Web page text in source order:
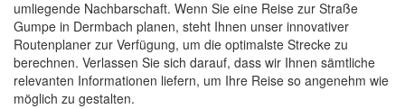
umliegende Nachbarschaft. Wenn Sie eine Reise zur Straße
Gumpe in Dermbach planen, steht Ihnen unser innovativer
Routenplaner zur Verfügung, um die optimalste Strecke zu
berechnen. Verlassen Sie sich darauf, dass wir Ihnen sämtliche
relevanten Informationen liefern, um Ihre Reise so angenehm wie
möglich zu gestalten.